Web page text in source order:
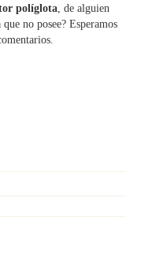
políglota, de alguien
no posee? Esperamos